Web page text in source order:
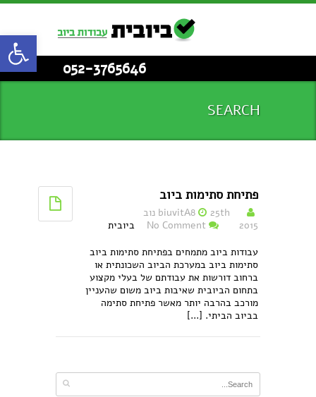
052-3765646
SEARCH
פתיחת סתימות ביוב
biuvitA8 25th נוב
2015
No Comment
ביובית
עבודות ביוב מתמחים בפתיחת סתימות ביוב
סתימות ביוב במערכת הביוב השכונתית או
ברחוב דורשות את עבודתם של בעלי מקצוע
בתחום הביובית שאיבות ביוב משום שהעניין
מורכב בהרבה יותר מאשר פתיחת סתימה
בביוב הביתי. [...]
פתח